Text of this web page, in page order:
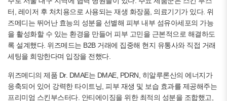
터, 레이저 후 처치용으로 사용되는 재생 화장품, 의료기기가 있다. 위
즈메디는 뛰어난 효능의 성분을 선별해 피부 내부 섬유아세포의 가능
을 활성화할 수 있는 환경을 만들어 피부 고민을 근본적으로 해결하도
록 설계했다. 위즈메드는 B2B 거래에 집중해 현지 유통사와 직접 거래
세팅을 희망한다며 입장을 전했다.
위즈메디의 제품 Dr. DMAE는 DMAE, PDRN, 히알루론산의 에너지가
응축되어 있어 강력한 타이트닝, 피부 재생 및 보습 효과를 제공해주는
프리미엄 스킨부스터다. 안티에이징을 위한 최적의 성분을 조합했고,